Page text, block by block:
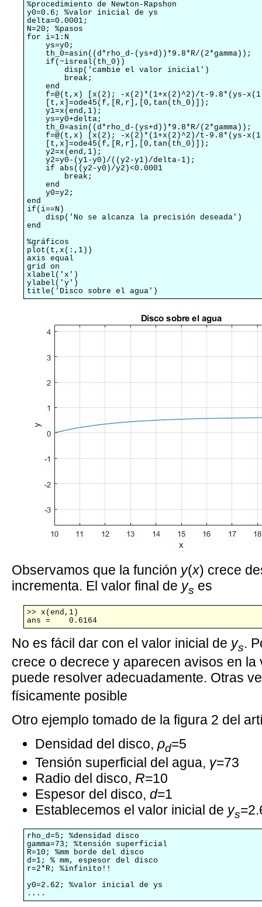
%procedimiento de Newton-Rapshon
y0=0.6; %valor inicial de ys
delta=0.0001;
N=20; %pasos
for i=1:N
    ys=y0;
    th_0=asin((d*rho_d-(ys+d))*9.8*R/(2*gamma));
    if(~isreal(th_0))
        disp('cambie el valor inicial')
        break;
    end
f=@(t,x) [x(2); -x(2)*(1+x(2)^2)/t-9.8*(ys-
    [t,x]=ode45(f,[R,r],[0,tan(th_0)]);
    y1=x(end,1);
    ys=y0+delta;
    th_0=asin((d*rho_d-(ys+d))*9.8*R/(2*gamma));
f=@(t,x) [x(2); -x(2)*(1+x(2)^2)/t-9.8*(ys-
    [t,x]=ode45(f,[R,r],[0,tan(th_0)]);
    y2=x(end,1);
    y2=y0-(y1-y0)/((y2-y1)/delta-1);
    if abs((y2-y0)/y2)<0.0001
        break;
    end
    y0=y2;
end
if(i==N)
    disp('No se alcanza la precisión deseada')
end
%gráficos
plot(t,x(:,1))
axis equal
grid on
xlabel('x')
ylabel('y')
title('Disco sobre el agua')
Observamos que la función y(x) crece
incrementa. El valor final de ys es
>> x(end,1)
ans =    0.6164
No es fácil dar con el valor inicial de ys.
crece o decrece y aparecen avisos en
puede resolver adecuadamente. Otras
físicamente posible
Otro ejemplo tomado de la figura 2 del
Densidad del disco, ρd=5
Tensión superficial del agua, γ=73
Radio del disco, R=10
Espesor del disco, d=1
Establecemos el valor inicial de ys
rho_d=5; %densidad disco
gamma=73; %tensión superficial
R=10; %mm borde del disco
d=1; % mm, espesor del disco
r=2*R; %infinito!!
y0=2.62; %valor inicial de ys
....